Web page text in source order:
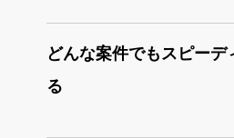
どんな案件でもスピー
る